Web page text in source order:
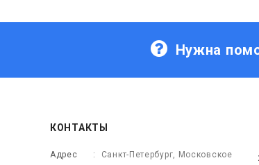
Нужна
КОНТАКТЫ
Адрес
Санкт-Петербург, Московское